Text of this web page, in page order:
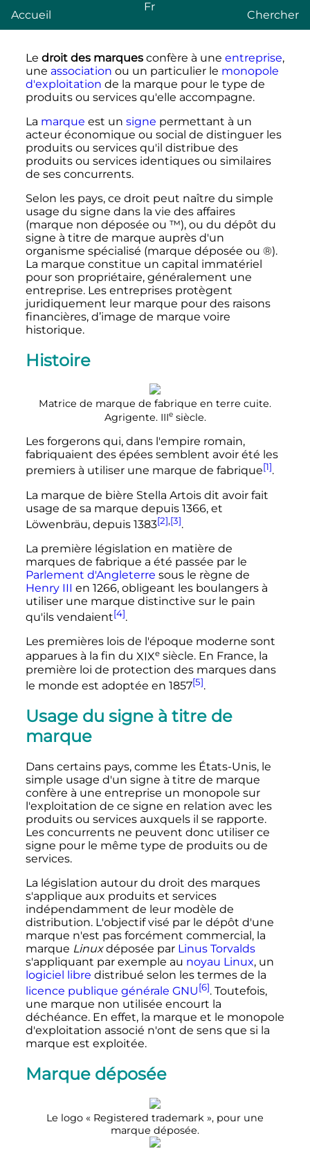
Accueil
Fr
Chercher
Le droit des marquesconfère à une entreprise,
une association ou un particulier le monopole
d'exploitation de la marque pour le type de
produits ou services qu'elle accompagne.
La marque est un signe permettant à un
acteur économique ou social de distinguer les
produits ou services qu'il distribue des
produits ou services identiques ou similaires
de ses concurrents.
Selon les pays, ce droit peut naître du simple
usage du signe dans la vie des affaires
(marque non déposée ou ™), ou du dépôt du
signe à titre de marque auprès d'un
organisme spécialisé (marque déposée ou ®).
La marque constitue un capital immatériel
pour son propriétaire, généralement une
entreprise. Les entreprises protègent
juridiquement leur marque pour des raisons
financières, d’image de marque voire
historique.
Histoire
Matrice de marque de fabrique en terre cuite.
Agrigente. IIIe siècle.
Les forgerons qui, dans l'empire romain,
fabriquaient des épées semblent avoir été les
premiers à utiliser une marque de fabrique[1].
La marque de bière Stella Artois dit avoir fait
usage de sa marque depuis 1366, et
Löwenbräu, depuis 1383[2],[3].
La première législation en matière de
marques de fabrique a été passée par le
Parlement d'Angleterre sous le règne de
Henry III en 1266, obligeant les boulangers à
utiliser une marque distinctive sur le pain
qu'ils vendaient[4].
Les premières lois de l'époque moderne sont
apparues à la fin du XIXe siècle. En France, la
première loi de protection des marques dans
le monde est adoptée en 1857[5].
Usage du signe à titre de
marque
Dans certains pays, comme les États-Unis, le
simple usage d'un signe à titre de marque
confère à une entreprise un monopole sur
l'exploitation de ce signe en relation avec les
produits ou services auxquels il se rapporte.
Les concurrents ne peuvent donc utiliser ce
signe pour le même type de produits ou de
services.
La législation autour du droit des marques
s'applique aux produits et services
indépendamment de leur modèle de
distribution. L'objectif visé par le dépôt d'une
marque n'est pas forcément commercial, la
marque Linuxdéposée par Linus Torvalds
s'appliquant par exemple au noyau Linux, un
logiciel libre distribué selon les termes de la
licence publique générale GNU[6]. Toutefois,
une marque non utilisée encourt la
déchéance. En effet, la marque et le monopole
d'exploitation associé n'ont de sens que si la
marque est exploitée.
Marque déposée
Le logo « Registered trademark », pour une
marque déposée.